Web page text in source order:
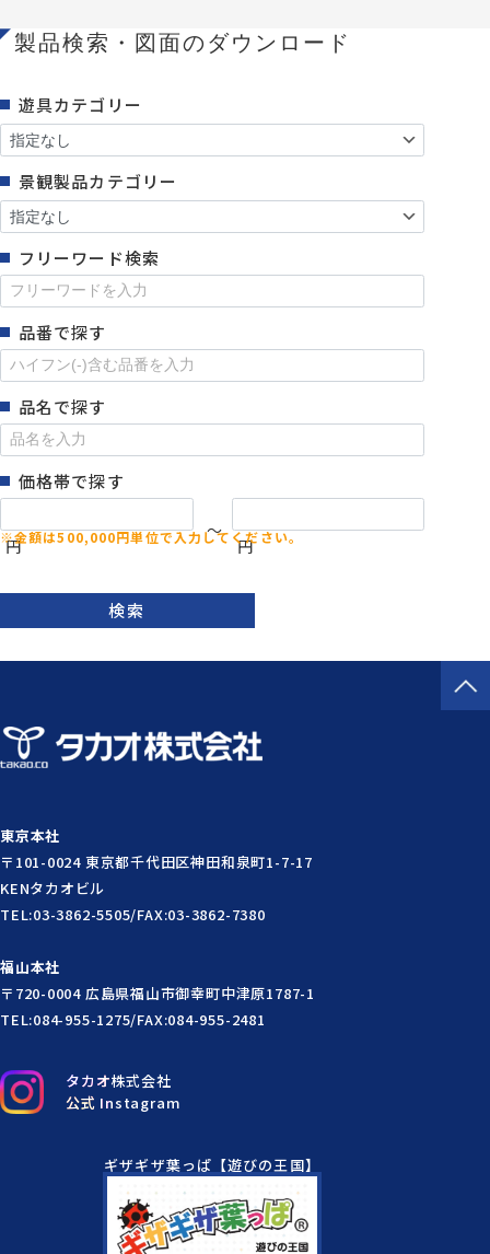
製品検索・図面のダウンロード
遊具カテゴリー
景観製品カテゴリー
フリーワード検索
品番で探す
品名で探す
価格帯で探す
円
～
円
検索
タカオ株式会社
公式 Instagram
東京本社
〒101-0024 東京都千代田区神田和泉町1-7-17
KENタカオビル
TEL:03-3862-5505/FAX:03-3862-7380
福山本社
〒720-0004 広島県福山市御幸町中津原1787-1
TEL:084-955-1275/FAX:084-955-2481
ギザギザ葉っぱ【遊びの王国】